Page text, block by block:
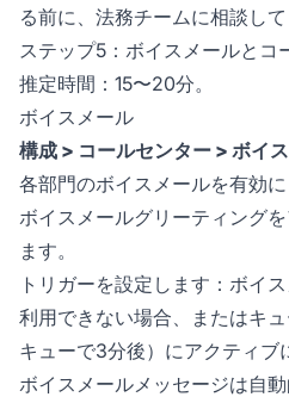
る前に、法務チームに相談して
ステップ5：ボイスメールとコ
推定時間：15〜20分。
ボイスメール
構成 > コールセンター > ボイ
各部門のボイスメールを有効に
ボイスメールグリーティング
ます。
トリガーを設定します：ボイ
利用できない場合、またはキ
キューで3分後）にアクティブ
ボイスメールメッセージは自